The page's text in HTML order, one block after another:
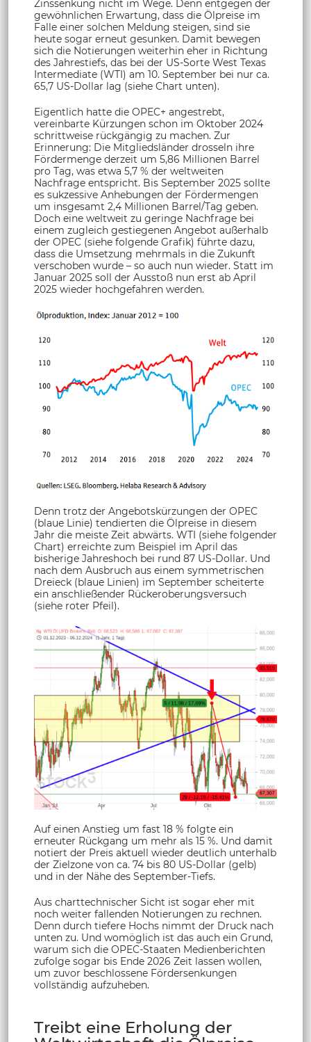
Zinssenkung nicht im Wege. Denn entgegen der
gewöhnlichen Erwartung, dass die Ölpreise im
Falle einer solchen Meldung steigen, sind sie
heute sogar erneut gesunken. Damit bewegen
sich die Notierungen weiterhin eher in Richtung
des Jahrestiefs, das bei der US-Sorte West Texas
Intermediate (WTI) am 10. September bei nur ca.
65,7 US-Dollar lag (siehe Chart unten).
Eigentlich hatte die OPEC+ angestrebt,
vereinbarte Kürzungen schon im Oktober 2024
schrittweise rückgängig zu machen. Zur
Erinnerung: Die Mitgliedsländer drosseln ihre
Fördermenge derzeit um 5,86 Millionen Barrel
pro Tag, was etwa 5,7 % der weltweiten
Nachfrage entspricht. Bis September 2025 sollte
es sukzessive Anhebungen der Fördermengen
um insgesamt 2,4 Millionen Barrel/Tag geben.
Doch eine weltweit zu geringe Nachfrage bei
einem zugleich gestiegenen Angebot außerhalb
der OPEC (siehe folgende Grafik) führte dazu,
dass die Umsetzung mehrmals in die Zukunft
verschoben wurde – so auch nun wieder. Statt im
Januar 2025 soll der Ausstoß nun erst ab April
2025 wieder hochgefahren werden.
Denn trotz der Angebotskürzungen der OPEC
(blaue Linie) tendierten die Ölpreise in diesem
Jahr die meiste Zeit abwärts. WTI (siehe folgender
Chart) erreichte zum Beispiel im April das
bisherige Jahreshoch bei rund 87 US-Dollar. Und
nach dem Ausbruch aus einem symmetrischen
Dreieck (blaue Linien) im September scheiterte
ein anschließender Rückeroberungsversuch
(siehe roter Pfeil).
Auf einen Anstieg um fast 18 % folgte ein
erneuter Rückgang um mehr als 15 %. Und damit
notiert der Preis aktuell wieder deutlich unterhalb
der Zielzone von ca. 74 bis 80 US-Dollar (gelb)
und in der Nähe des September-Tiefs.
Aus charttechnischer Sicht ist sogar eher mit
noch weiter fallenden Notierungen zu rechnen.
Denn durch tiefere Hochs nimmt der Druck nach
unten zu. Und womöglich ist das auch ein Grund,
warum sich die OPEC-Staaten Medienberichten
zufolge sogar bis Ende 2026 Zeit lassen wollen,
um zuvor beschlossene Fördersenkungen
vollständig aufzuheben.
Treibt eine Erholung der